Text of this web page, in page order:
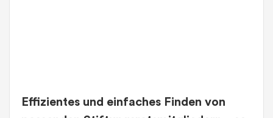
Effizientes und einfaches Finden von